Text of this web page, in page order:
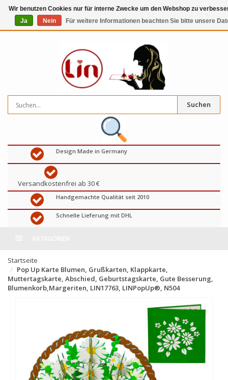
0artikel €
Suchen
Design Made in Germany
Versandkostenfrei ab 30 €
Handgemachte Qualität seit 2010
Schnelle Lieferung mit DHL
Startseite
Pop Up Karte Blumen, Grußkarten, Klappkarte,
Muttertagskarte, Abschied, Geburtstagskarte, Gute Besserung,
Blumenkorb,Margeriten, LIN17763, LINPopUp®, N504
Wir benutzen Cookies nur für interne Zwecke um den Webshop zu
Ja
Nein Für weitere Informationen beachten Sie bitte unsere